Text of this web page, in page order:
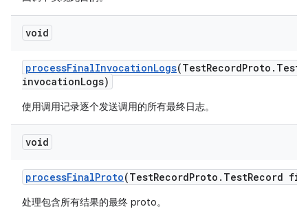
void
processFinalInvocationLogs(TestRecordProto . Test
invocationLogs)
使用调用记录逐个发送调用的所有最终日志。
void
processFinalProto(TestRecordProto . TestRecord
处理包含所有结果的最终 proto。